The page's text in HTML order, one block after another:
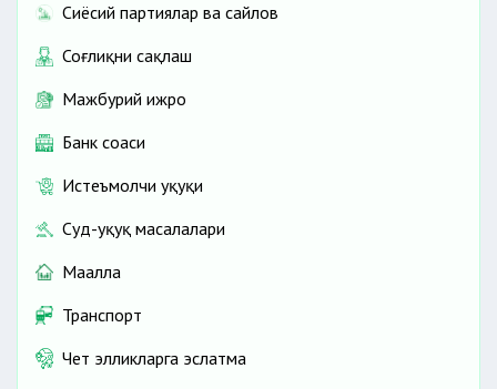
Сиёсий партиялар ва сайлов
Соғлиқни сақлаш
Мажбурий ижро
Банк соҳаси
Истеъмолчи ҳуқуқи
Суд-ҳуқуқ масалалари
Маҳалла
Транспорт
Чет элликларга эслатма